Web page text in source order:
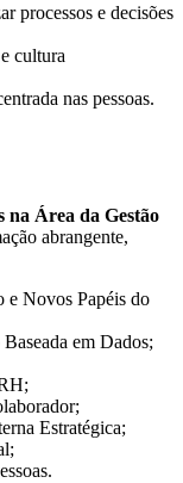
processos e decisões
cultura
nas pessoas.
na Área da Gestão
abrangente,
e Novos Papéis do
em Dados;
Estratégica;